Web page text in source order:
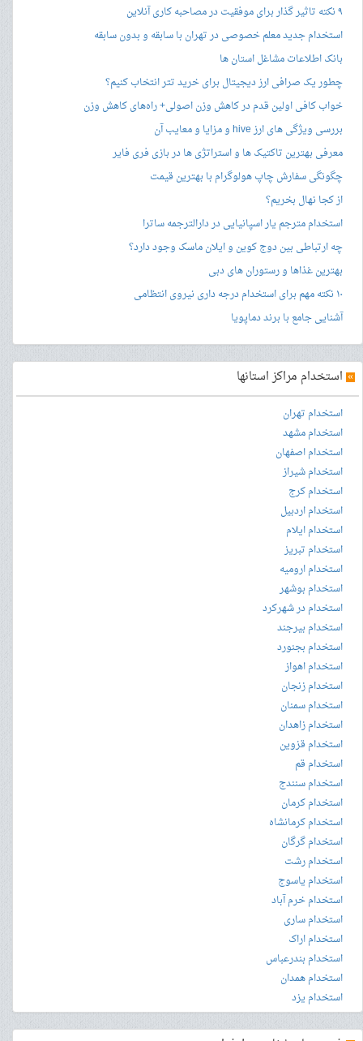
۹ نکته تاثیر گذار برای موفقیت در مصاحبه کاری آنلاین
استخدام جدید معلم خصوصی در تهران با سابقه و بدون سابقه
بانک اطلاعات مشاغل استان ها
چطور یک صرافی ارز دیجیتال برای خرید تتر انتخاب کنیم؟
خواب کافی اولین قدم در کاهش وزن اصولی+ راه‌های کاهش وزن
بررسی ویژگی های ارز hive و مزایا و معایب آن
معرفی بهترین تاکتیک ها و استراتژی ها در بازی فری فایر
چگونگی سفارش چاپ هولوگرام با بهترین قیمت
از کجا نهال بخریم؟
استخدام مترجم یار اسپانیایی در دارالترجمه ساترا
چه ارتباطی بین دوج کوین و ایلان ماسک وجود دارد؟
بهترین غذاها و رستوران های دبی
۱۰ نکته مهم برای استخدام درجه داری نیروی انتظامی
آشنایی جامع با برند دماپویا
» استخدام مراکز استانها
استخدام تهران
استخدام مشهد
استخدام اصفهان
استخدام شیراز
استخدام کرج
استخدام اردبیل
استخدام ایلام
استخدام تبریز
استخدام ارومیه
استخدام بوشهر
استخدام در شهرکرد
استخدام بیرجند
استخدام بجنورد
استخدام اهواز
استخدام زنجان
استخدام سمنان
استخدام زاهدان
استخدام قزوین
استخدام قم
استخدام سنندج
استخدام کرمان
استخدام کرمانشاه
استخدام گرگان
استخدام رشت
استخدام یاسوج
استخدام خرم آباد
استخدام ساری
استخدام اراک
استخدام بندرعباس
استخدام همدان
استخدام یزد